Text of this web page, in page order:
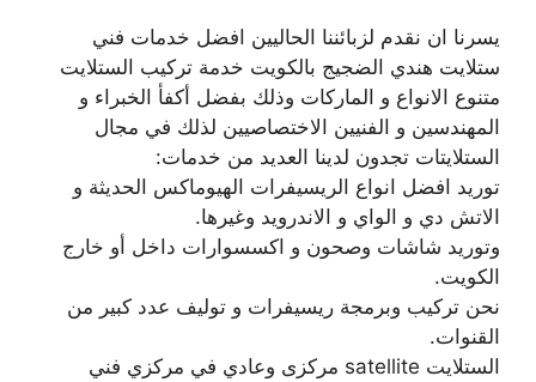
يسرنا ان نقدم لزبائننا الحاليين افضل خدمات فني
ستلايت هندي الضجيج بالكويت خدمة تركيب الستلايت
متنوع الانواع و الماركات وذلك بفضل أكفأ الخبراء و
المهندسين و الفنيين الاختصاصيين لذلك في مجال
الستلايتات تجدون لدينا العديد من خدمات:
توريد افضل انواع الريسيفرات الهيوماكس الحديثة و
الاتش دي و الواي و الاندرويد وغيرها.
وتوريد شاشات وصحون و اكسسوارات داخل أو خارج
الكويت.
نحن تركيب وبرمجة ريسيفرات و توليف عدد كبير من
القنوات.
الستلايت satellite مركزى وعادي في مركزي فني